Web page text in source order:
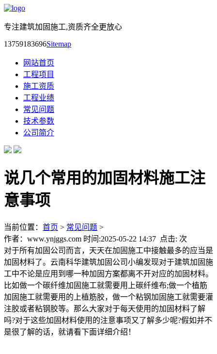
专注建筑加固施工,资质齐全更放心
13759183696Sitemap
网站首页
工程项目
施工资质
工程业绩
常见问题
技术参数
公司简介
说几个常用的加固材料施工注
意事项
当前位置： 首页 > 常见问题 >
作者：www.ynjggs.com 时间:2025-05-22 14:37 点击: 次
对于所有加固公司而言，天天在加固施工中接触最多的应当是
加固材料了。云南科华建筑加固公司小编发现对于建筑加固施
工中不论是应用到哪一种加固方案都离不开对应的加固材料。
比如做一个碳纤维加固施工就需要用上碳纤维布;做一个植筋
加固施工就需要用的上植筋胶，做一个粘钢加固施工就需要灌
注胶或者粘钢胶等。那么大家对于每天使用的加固材料了解
吗?对于这些加固材料使用的注意事项又了解多少呢?假如并不
是很了解的话，就请看下面详细介绍！